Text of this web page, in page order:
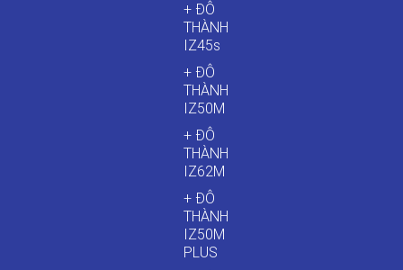
+ ĐÔ
THÀNH
IZ45s
+ ĐÔ
THÀNH
IZ50M
+ ĐÔ
THÀNH
IZ62M
+ ĐÔ
THÀNH
IZ50M
PLUS